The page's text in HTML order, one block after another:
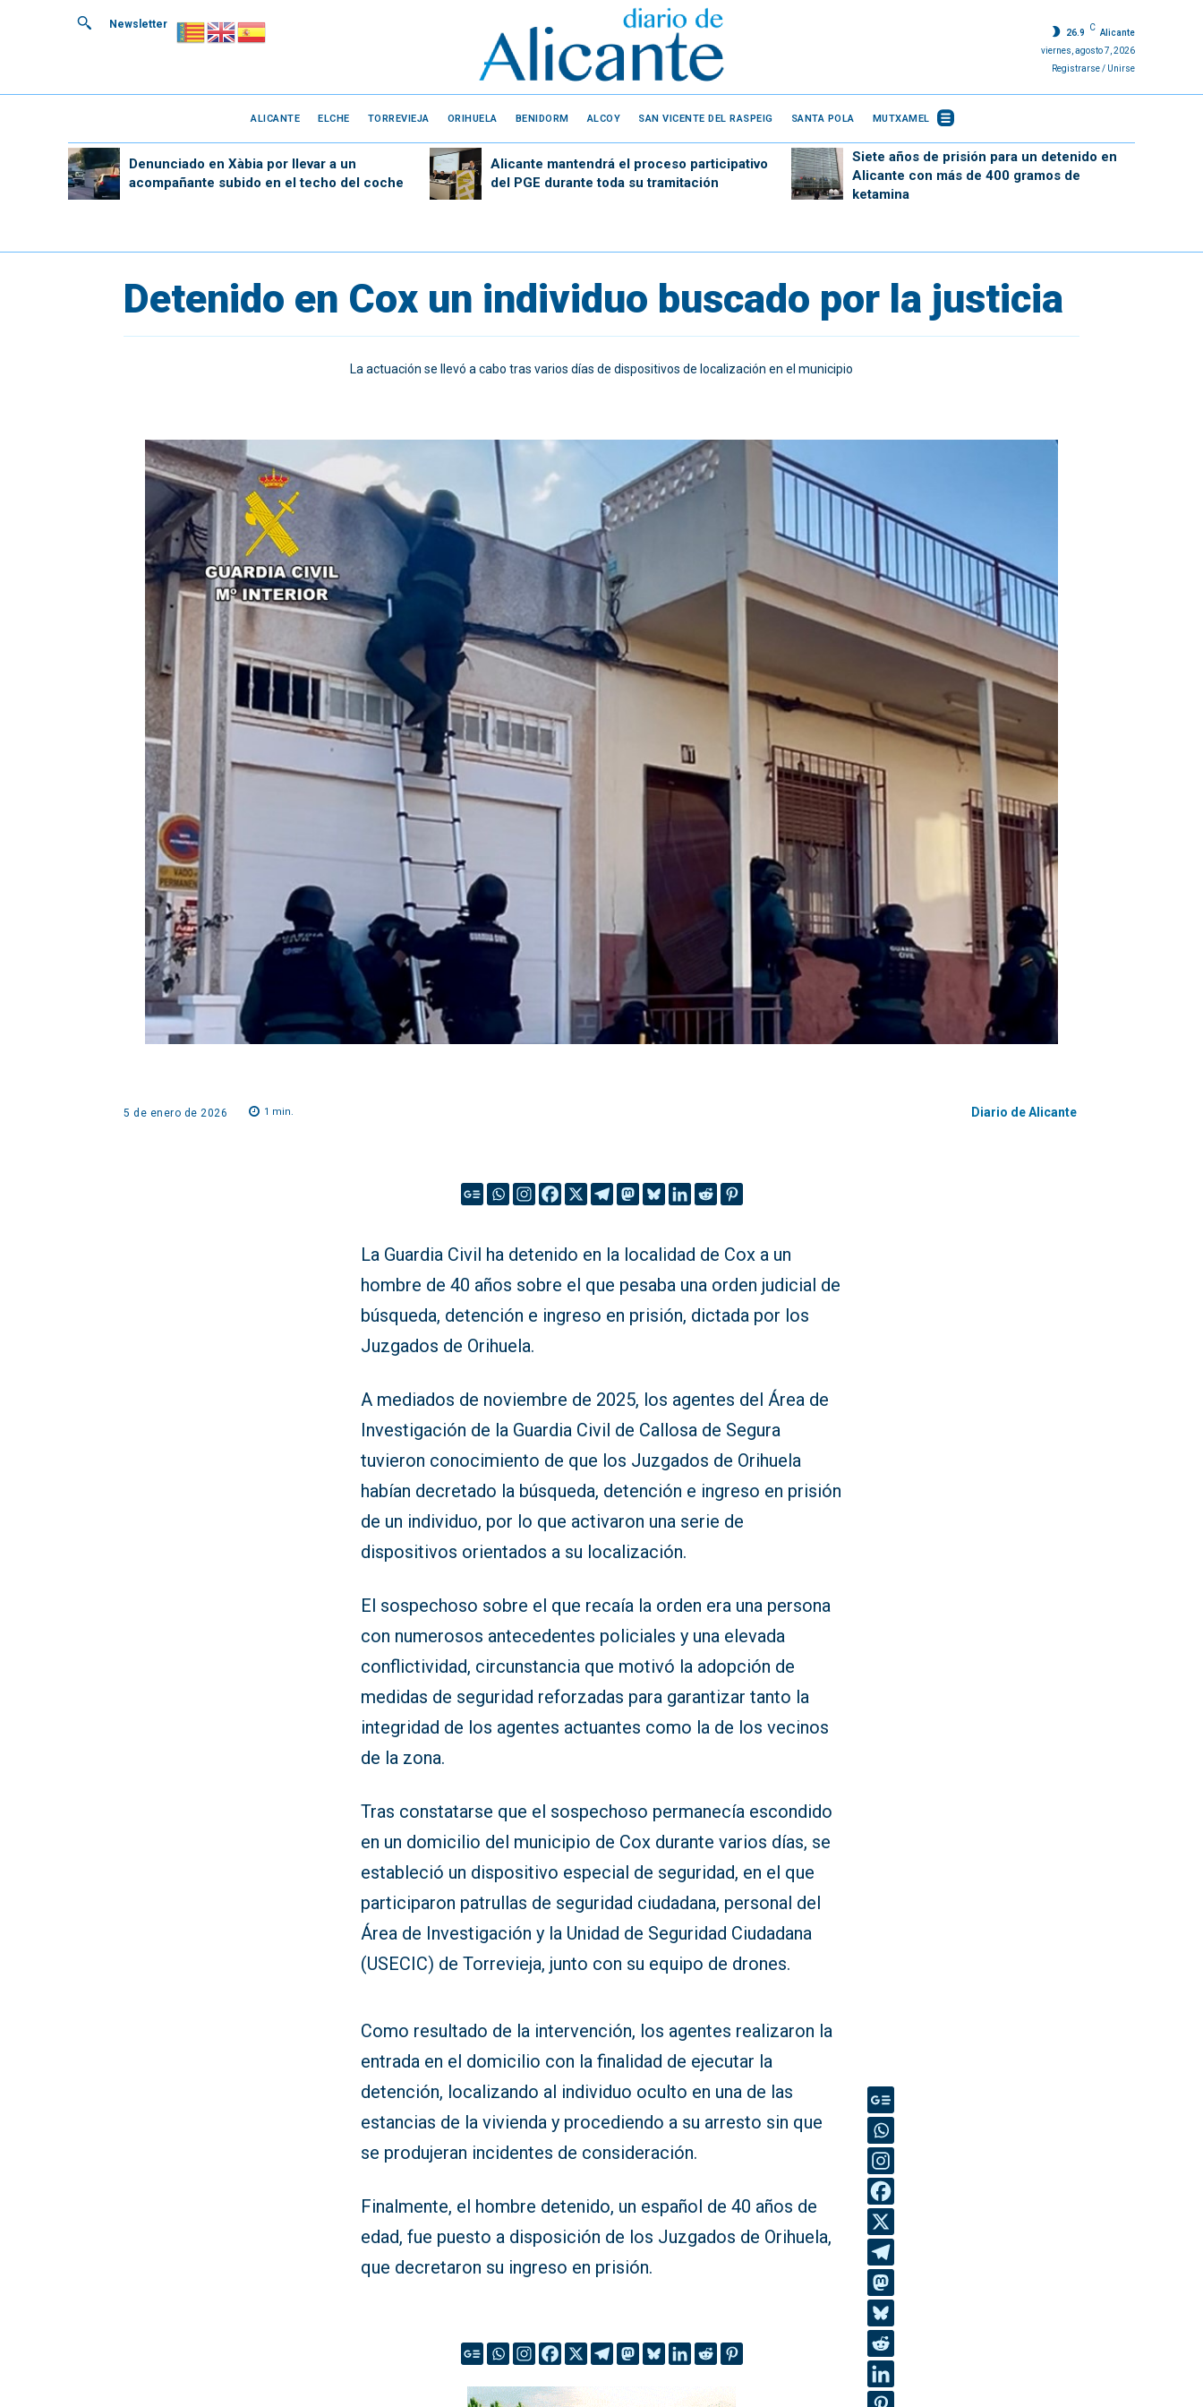
Newsletter
26.9
C
Alicante
viernes, agosto 7, 2026
Registrarse / Unirse
ALICANTE ELCHE TORREVIEJA ORIHUELA BENIDORM ALCOY SAN VICENTE DEL RASPEIG SANTA POLA MUTXAMEL
Denunciado en Xàbia por llevar a un
acompañante subido en el techo del coche
Alicante mantendrá el proceso participativo
del PGE durante toda su tramitación
Siete años de prisión para un detenido en
Alicante con más de 400 gramos de
ketamina
Detenido en Cox un individuo buscado por la justicia
La actuación se llevó a cabo tras varios días de dispositivos de localización en el municipio
5 de enero de 2026 1 min. Diario de Alicante
La Guardia Civil ha detenido en la localidad de Cox a un
hombre de 40 años sobre el que pesaba una orden judicial de
búsqueda, detención e ingreso en prisión, dictada por los
Juzgados de Orihuela.
A mediados de noviembre de 2025, los agentes del Área de
Investigación de la Guardia Civil de Callosa de Segura
tuvieron conocimiento de que los Juzgados de Orihuela
habían decretado la búsqueda, detención e ingreso en prisión
de un individuo, por lo que activaron una serie de
dispositivos orientados a su localización.
El sospechoso sobre el que recaía la orden era una persona
con numerosos antecedentes policiales y una elevada
conflictividad, circunstancia que motivó la adopción de
medidas de seguridad reforzadas para garantizar tanto la
integridad de los agentes actuantes como la de los vecinos
de la zona.
Tras constatarse que el sospechoso permanecía escondido
en un domicilio del municipio de Cox durante varios días, se
estableció un dispositivo especial de seguridad, en el que
participaron patrullas de seguridad ciudadana, personal del
Área de Investigación y la Unidad de Seguridad Ciudadana
(USECIC) de Torrevieja, junto con su equipo de drones.
Como resultado de la intervención, los agentes realizaron la
entrada en el domicilio con la finalidad de ejecutar la
detención, localizando al individuo oculto en una de las
estancias de la vivienda y procediendo a su arresto sin que
se produjeran incidentes de consideración.
Finalmente, el hombre detenido, un español de 40 años de
edad, fue puesto a disposición de los Juzgados de Orihuela,
que decretaron su ingreso en prisión.